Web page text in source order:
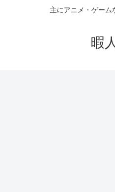
主にアニメ・ゲーム
暇